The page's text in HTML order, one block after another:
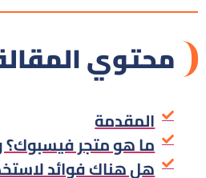
محتوي
المقدمة
ما هو متجر
هل هناك فوائد